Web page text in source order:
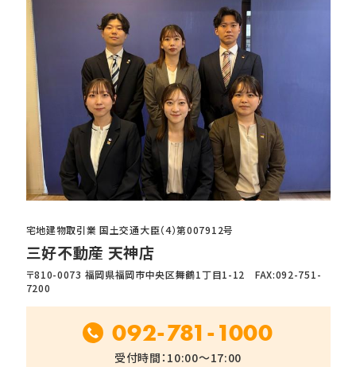
宅地建物取引業 国土交通大臣（4）第007912号
三好不動産 天神店
〒810-0073 福岡県福岡市中央区舞鶴1丁目1-12 FAX:092-751-
7200
092-781-1000
受付時間：10:00～17:00